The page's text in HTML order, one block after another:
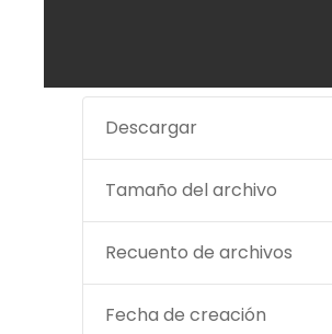
Descargar
Tamaño del archivo
Recuento de archivos
Fecha de creación